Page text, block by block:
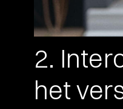
2.
het